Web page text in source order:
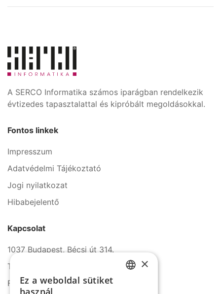
A SERCO Informatika számos iparágban rendelkezik
évtizedes tapasztalattal és kipróbált megoldásokkal.
Fontos linkek
Impresszum
Adatvédelmi Tájékoztató
Jogi nyilatkozat
Hibabejelentő
Kapcsolat
1037 Budapest, Bécsi út 314.
Tel.: +36 1 272 2140
Fax: +36 1 272 2150
×
Ez a weboldal sütiket
használ